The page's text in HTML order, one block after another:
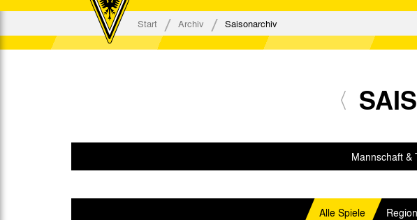
Stadionsprecher
Stadiongaststätte Klömpchensklub
Kontakt
Fanbeirat
Fan-Klubs
Bilanz DFB-Pokal
Start Archiv Saisonarchiv
Mannschaft &
Alle Spiele